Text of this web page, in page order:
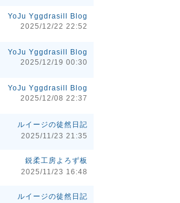
YoJu Yggdrasill Blog
2025/12/22 22:52
YoJu Yggdrasill Blog
2025/12/19 00:30
YoJu Yggdrasill Blog
2025/12/08 22:37
ルイージの徒然日記
2025/11/23 21:35
鋭柔工房よろず板
2025/11/23 16:48
ルイージの徒然日記